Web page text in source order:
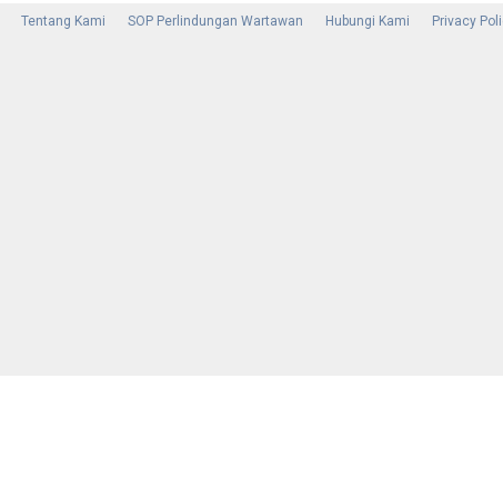
Tentang Kami SOP Perlindungan Wartawan Hubungi Kami Privacy